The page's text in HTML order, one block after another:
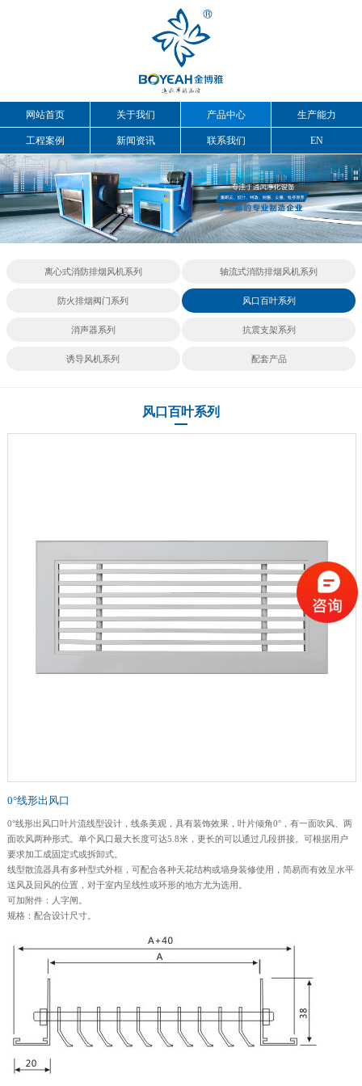
网站首页 关于我们 产品中心 生产能力
工程案例 新闻资讯 联系我们 EN
离心式消防排烟风机系列 轴流式消防排烟风机系列
防火排烟阀门系列 风口百叶系列
消声器系列 抗震支架系列
诱导风机系列 配套产品
风口百叶系列
0°线形出风口
0°线形出风口叶片流线型设计，线条美观，具有装饰效果，叶片倾角0°，有一面吹风、两
面吹风两种形式。单个风口最大长度可达5.8米，更长的可以通过几段拼接。可根据用户
要求加工成固定式或拆卸式。
线型散流器具有多种型式外框，可配合各种天花结构或墙身装修使用，简易而有效呈水平
送风及回风的位置，对于室内呈线性或环形的地方尤为选用。
可加附件：人字闸。
规格：配合设计尺寸。